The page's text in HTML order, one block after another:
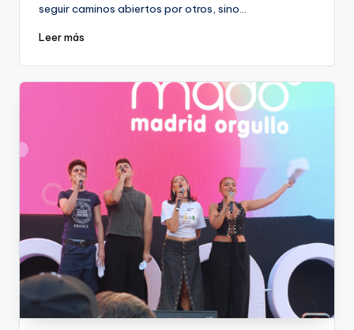
seguir caminos abiertos por otros, sino…
Leer más